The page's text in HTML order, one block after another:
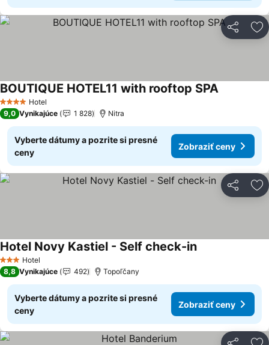
Zdieľať
4 Počet hviezdičiek
Hotel
BOUTIQUE HOTEL11 with rooftop SPAZobraziť
9,0 Vynikajúce 1 828 Nitra
Vyberte dátumy a pozrite si presné
ceny
Zobraziť ceny
Zdieľať
3 Počet hviezdičiek
Hotel
Hotel Novy Kastiel - Self check-inZobraziť ceny
8,8 Vynikajúce 492 Topoľčany
Vyberte dátumy a pozrite si presné
ceny
Zobraziť ceny